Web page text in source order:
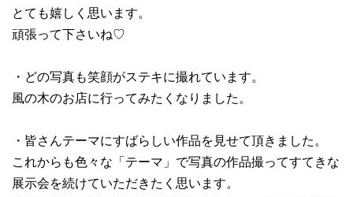
とても嬉しく思います。
頑張って下さいね♡
・どの写真も笑顔がステキに撮れています。
風の木のお店に行ってみたくなりました。
・皆さんテーマにすばらしい作品を見せて頂きました。
これからも色々な「テーマ」で写真の作品撮ってすてきな
展示会を続けていただきたく思います。